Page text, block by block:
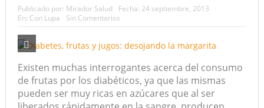
Publicado por: Mirador Salud Fecha: 24 septiembre, 2013
En: Con Lupa Sin Comentarios
Existen muchas interrogantes acerca del consumo
de frutas por los diabéticos, ya que las mismas
pueden ser muy ricas en azúcares que al ser